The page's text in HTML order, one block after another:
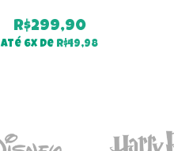
R$299,90
Até 6x de R$49,98